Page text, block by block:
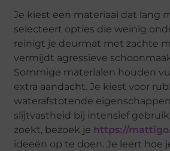
Je kiest een materiaal dat lang
selecteert opties die weinig
reinigt je deurmat met zachte
vermijdt agressieve
Sommige materialen houden
extra aandacht. Je kiest voor
waterafstotende
slijtvastheid bij intensief
zoekt, bezoek je https://
ideeën op te doen. Je leert hoe